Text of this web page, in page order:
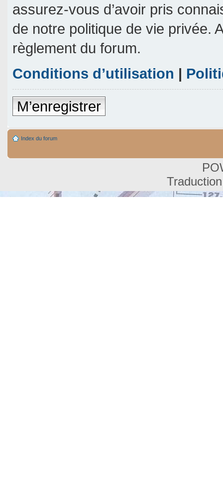
assurez-vous d’avoir pris
de notre politique de vie privée.
règlement du forum.
Conditions d’utilisation |
M’enregistrer
Index du forum